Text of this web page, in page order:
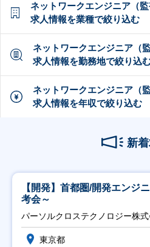
ネットワークエンジニア（
求人情報を業種で絞り込む
ネットワークエンジニア（
求人情報を勤務地で絞り込
ネットワークエンジニア（
求人情報を年収で絞り込む
新
【開発】首都圏/開発エンジ
考会～
パーソルクロステクノロジー株
東京都